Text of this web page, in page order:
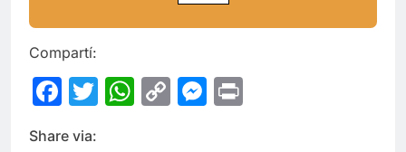
Compartí:
Facebook
Twitter
WhatsApp
CopyMessenger
Share via: